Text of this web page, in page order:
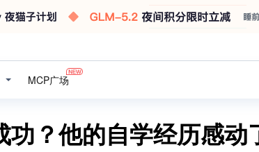
MCP广场
？他的自学经历感动